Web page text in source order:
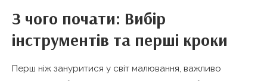
З чого почати: Вибір
інструментів та перші кроки
Перш ніж зануритися у світ малювання, важливо